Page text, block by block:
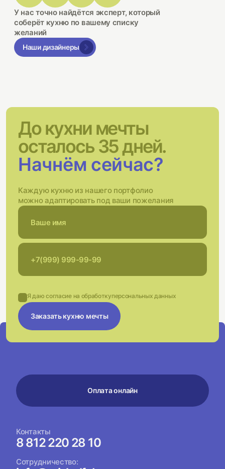
У нас точно найдётся эксперт, который
соберёт кухню по вашему списку
желаний
Наши дизайнеры
До кухни мечты
осталось 35 дней.
Начнём сейчас?
Каждую кухню из нашего портфолио
можно адаптировать под ваши пожелания
Я даю согласие на обработкуперсональных данных
Заказать кухню мечты
Оплата онлайн
Контакты
8 812 220 28 10
Сотрудничество: